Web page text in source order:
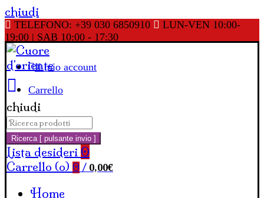
chiudi
TELEFONO: +39 030 6850910
LUN-VEN 10:00-
19:00 | SAB 10:00 - 17:30
Il mio account
Carrello
chiudi
Cerca:
Ricerca [ pulsante invio ]
Lista desideri 0
Carrello (o) 0 / 0,00€
Home